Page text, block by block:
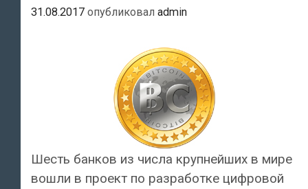
31.08.2017 опубликовал admin
Шесть банков из числа крупнейших в мире
вошли в проект по разработке цифровой